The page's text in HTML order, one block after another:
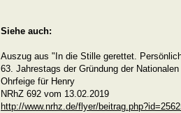
Siehe auch:
Auszug aus "In die Stille gerettet.
63. Jahrestags der Gründung der
Ohrfeige für Henry
NRhZ 692 vom 13.02.2019
http://www.nrhz.de/flyer/